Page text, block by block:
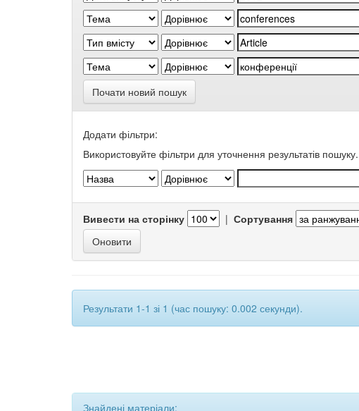
Почати новий пошук
Додати фільтри:
Використовуйте фільтри для уточнення результатів пошуку.
Вивести на сторінку | Сортування
Результати 1-1 зі 1 (час пошуку: 0.002 секунди).
Знайдені матеріали: